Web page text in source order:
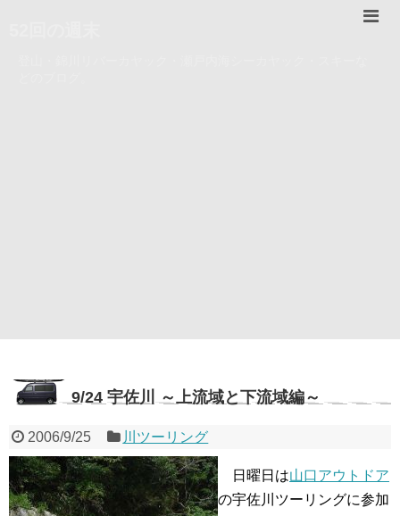
9/24 宇佐川 ～上流域と下流域編～
2006/9/25 川ツーリング
日曜日は山口アウトドア
の宇佐川ツーリングに参加